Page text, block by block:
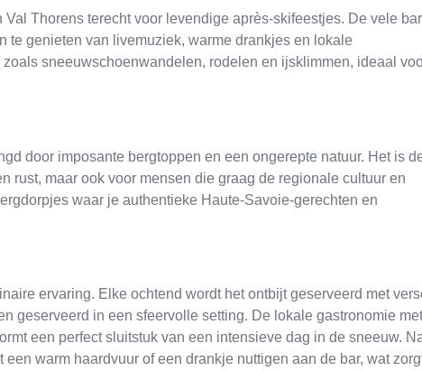
Thorens terecht voor levendige après-skifeestjes. De vele
te genieten van livemuziek, warme drankjes en lokale
sneeuwschoenwandelen, rodelen en ijsklimmen, ideaal
door imposante bergtoppen en een ongerepte natuur. Het is
rust, maar ook voor mensen die graag de regionale cultuur en
waar je authentieke Haute-Savoie-gerechten en
ervaring. Elke ochtend wordt het ontbijt geserveerd met
geserveerd in een sfeervolle setting. De lokale gastronomie met
een perfect sluitstuk van een intensieve dag in de sneeuw.
warm haardvuur of een drankje nuttigen aan de bar, wat